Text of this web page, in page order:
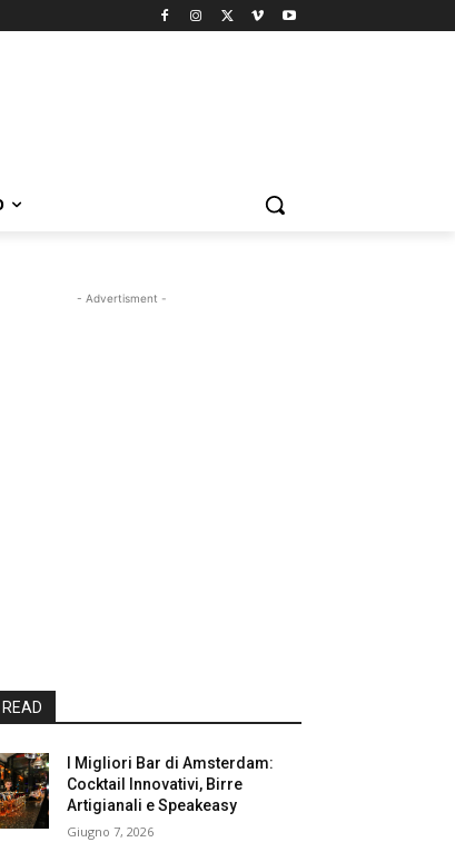
- Advertisment -
I Migliori Bar di Amsterdam:
Cocktail Innovativi, Birre
Artigianali e Speakeasy
Giugno 7, 2026